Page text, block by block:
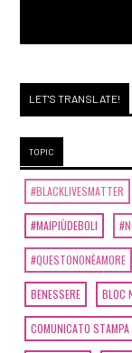
LET'S TRANSLATE!
TOPIC
#BLACKLIVESMATTER
#MAIPIÙDEBOLI
#QUESTONONÈAMORE
BENESSERE BLOC
COMUNICATO STAMPA